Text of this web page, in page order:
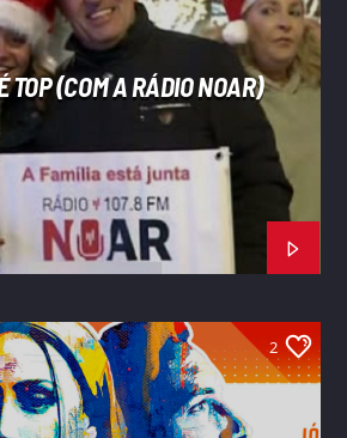
TOP (COM A RÁDIO NOAR)
2